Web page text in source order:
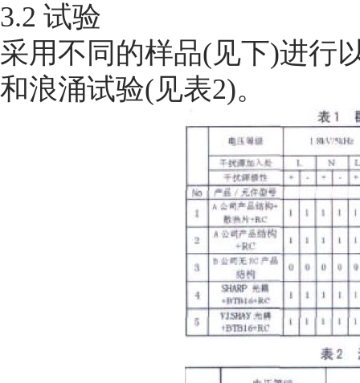
3.2 试验
采用不同的样品(见下)进行
和浪涌试验(见表2)。